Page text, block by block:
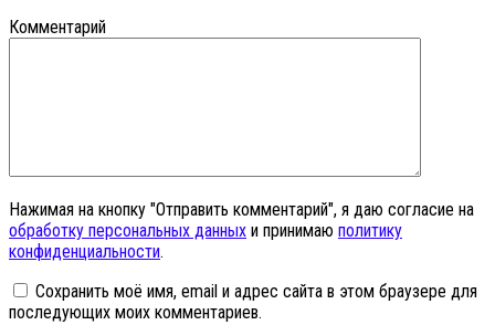
Комментарий
Нажимая на кнопку "Отправить комментарий", я даю согласие на
обработку персональных данных и принимаю политику
конфиденциальности.
Сохранить моё имя, email и адрес сайта в этом браузере для
последующих моих комментариев.